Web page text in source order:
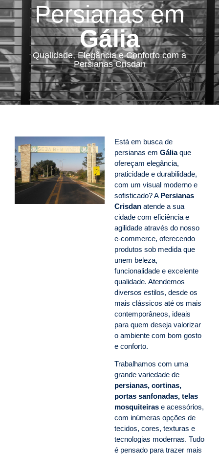
Persianas em
Gália
Qualidade, Elegância e Conforto com a
Persianas Crisdan
Está em busca de
persianas em Gáliaque
ofereçam elegância,
praticidade e durabilidade,
com um visual moderno e
sofisticado? A Persianas
Crisdan atende a sua
cidade com eficiência e
agilidade através do nosso
e-commerce, oferecendo
produtos sob medida que
unem beleza,
funcionalidade e excelente
qualidade. Atendemos
diversos estilos, desde os
mais clássicos até os mais
contemporâneos, ideais
para quem deseja valorizar
o ambiente com bom gosto
e conforto.
Trabalhamos com uma
grande variedade de
persianas, cortinas,
portas sanfonadas, telas
mosquiteiras e acessórios,
com inúmeras opções de
tecidos, cores, texturas e
tecnologias modernas. Tudo
é pensado para trazer mais